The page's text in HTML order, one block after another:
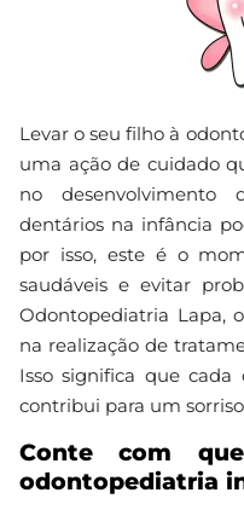
Levar o seu filho à
uma ação de cuidado
no desenvolvimento
dentários na infância
por isso, este é o
saudáveis e evitar
Odontopediatria Lapa,
na realização de
Isso significa que
contribui para um
Conte com
odontopediatria